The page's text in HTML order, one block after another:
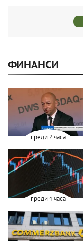
ФИНАНСИ
преди 2 часа
преди 4 часа